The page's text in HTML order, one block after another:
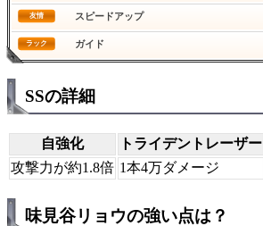
友情 スピードアップ
ラック ガイド
SSの詳細
自強化
トライデントレーザー
攻撃力が約1.8倍 1本4万ダメージ
味見谷リョウの強い点は？